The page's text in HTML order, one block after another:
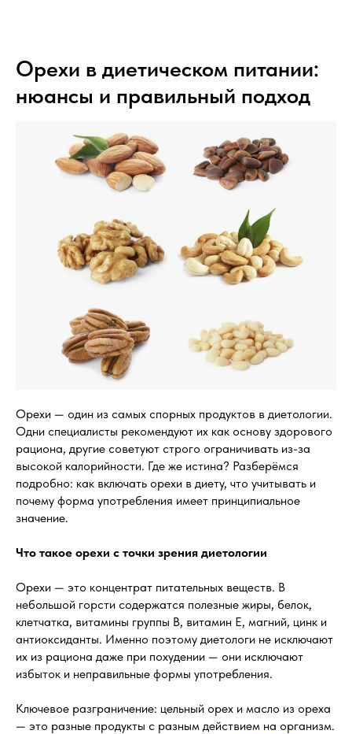
Орехи в диетическом питании:
нюансы и правильный подход
Орехи — один из самых спорных продуктов в диетологии.
Одни специалисты рекомендуют их как основу здорового
рациона, другие советуют строго ограничивать из-за
высокой калорийности. Где же истина? Разберёмся
подробно: как включать орехи в диету, что учитывать и
почему форма употребления имеет принципиальное
значение.
Что такое орехи с точки зрения диетологии
Орехи — это концентрат питательных веществ. В
небольшой горсти содержатся полезные жиры, белок,
клетчатка, витамины группы B, витамин E, магний, цинк и
антиоксиданты. Именно поэтому диетологи не исключают
их из рациона даже при похудении — они исключают
избыток и неправильные формы употребления.
Ключевое разграничение: цельный орех и масло из ореха
— это разные продукты с разным действием на организм.